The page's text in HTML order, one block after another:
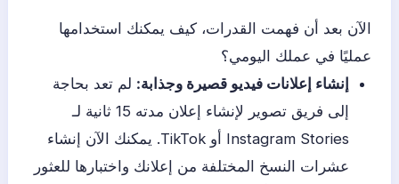
الآن بعد أن فهمت القدرات، كيف يمكنك استخدامها
عمليًا في عملك اليومي؟
إنشاء إعلانات فيديو قصيرة وجذابة: لم تعد بحاجة
إلى فريق تصوير لإنشاء إعلان مدته 15 ثانية لـ
Instagram Stories أو TikTok. يمكنك الآن إنشاء
عشرات النسخ المختلفة من إعلانك واختبارها للعثور